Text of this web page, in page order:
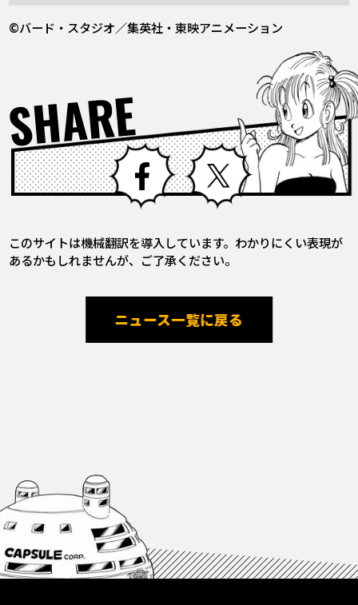
©バード・スタジオ／集英社・東映アニメーション
SHARE Facebook X
このサイトは機械翻訳を導入しています。わかりにくい表現が
あるかもしれませんが、ご了承ください。
ニュース一覧に戻る